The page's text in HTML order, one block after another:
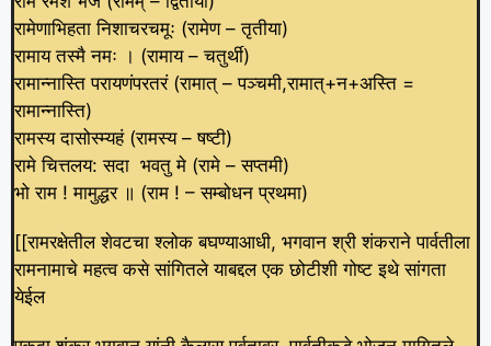
रामेणाभिहता निशाचरचमूः (रामेण – तृतीया)
रामाय तस्मै नमः । (रामाय – चतुर्थी)
रामान्नास्ति परायणंपरतरं (रामात् – पञ्चमी,रामात्+न+अस्ति =
रामान्नास्ति)
रामस्य दासोस्म्यहं (रामस्य – षष्टी)
रामे चित्तलय: सदा भवतु मे (रामे – सप्तमी)
भो राम ! मामुद्धर ॥ (राम ! – सम्बोधन प्रथमा)
[[रामरक्षेतील शेवटचा श्लोक बघण्याआधी, भगवान श्री शंकराने पार्वतीला
रामनामाचे महत्व कसे सांगितले याबद्दल एक छोटीशी गोष्ट इथे सांगता
येईल